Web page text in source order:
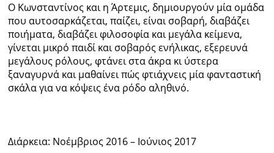
Ο Κωνσταντίνος και η Άρτεμις, δημιουργούν μία ομάδα
που αυτοσαρκάζεται, παίζει, είναι σοβαρή, διαβάζει
ποιήματα, διαβάζει φιλοσοφία και μεγάλα κείμενα,
γίνεται μικρό παιδί και σοβαρός ενήλικας, εξερευνά
μεγάλους ρόλους, φτάνει στα άκρα κι ύστερα
ξαναγυρνά και μαθαίνει πώς φτιάχνεις μία φανταστική
σκάλα για να κόψεις ένα ρόδο αληθινό.
Διάρκεια: Νοέμβριος 2016 – Ιούνιος 2017